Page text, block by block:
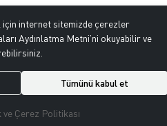
için internet sitemizde çerezler
Aydınlatma Metni’ni okuyabilir ve
Tümünü kabul et
ve Çerez Politikası